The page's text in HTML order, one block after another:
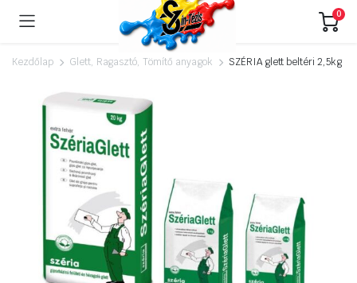
0
Kezdőlap Glett, Ragasztó, Tömítő anyagok SZÉRIA glett beltéri 2,5kg